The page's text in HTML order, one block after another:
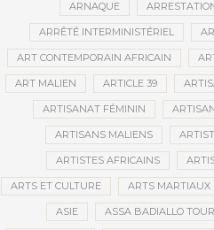
ARNAQUE
ARRÊTÉ INTERMINISTÉRIEL
ART CONTEMPORAIN AFRICAIN
ART MALIEN ARTICLE 39
ARTISANAT FÉMININ
ARTISANS MALIENS
ARTISTES AFRICAINS
ARTS ET CULTURE ARTS MARTIAUX
ASIE ASSA BADIALLO